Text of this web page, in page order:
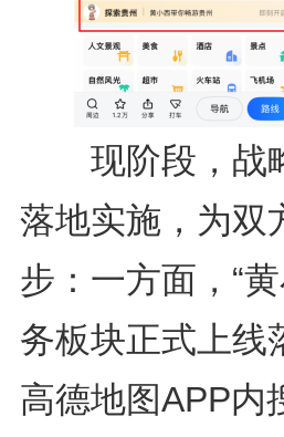
现阶段，战
落地实施，为双
步：一方面，“
务板块正式上线
高德地图APP内